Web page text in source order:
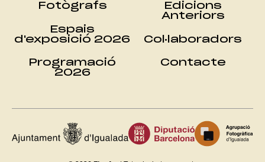
Fotògrafs
Espais
d'exposició 2026
Programació
2026
Edicions
Anteriors
Col·laboradors
Contacte